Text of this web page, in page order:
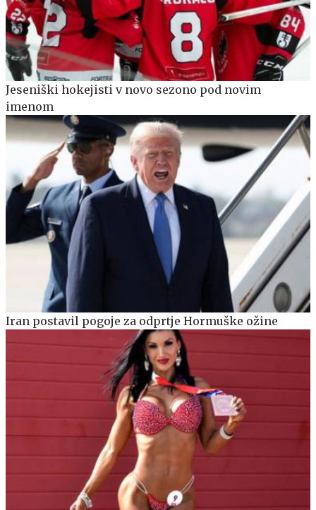
Jeseniški hokejisti v novo sezono pod novim
imenom
Iran postavil pogoje za odprtje Hormuške ožine